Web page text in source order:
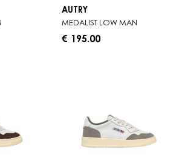
AUTRY
MEDALIST LOW MAN
€ 195.00